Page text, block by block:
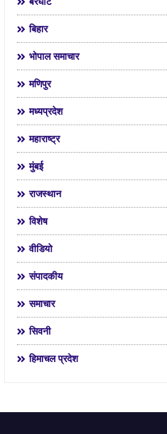
बिहार
भोपाल समाचार
मणिपुर
मध्यप्रदेश
महाराष्ट्र
मुंबई
राजस्थान
विशेष
वीडियो
संपादकीय
समाचार
सिवनी
हिमाचल प्रदेश